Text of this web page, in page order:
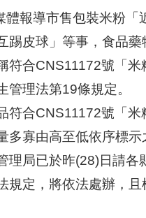
體報導市售包裝米粉
踢皮球」等事，食品
符合CNS11172號「
管理法第19條規定。
符合CNS11172號「
多寡由高至低依序標
局已於昨(28)日請各
規定，將依法處辦，